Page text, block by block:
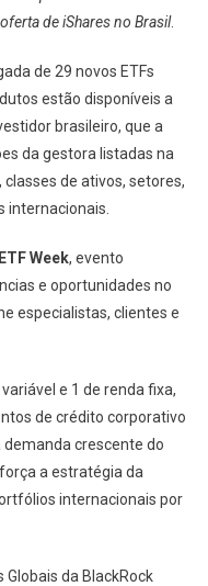
de iShares no Brasil.
de 29 novos ETFs
estão disponíveis a
brasileiro, que a
da gestora listadas na
de ativos, setores,
internacionais.
ETF Week, evento
e oportunidades no
especialistas, clientes e
e 1 de renda fixa,
de crédito corporativo
crescente do
a estratégia da
internacionais por
da BlackRock